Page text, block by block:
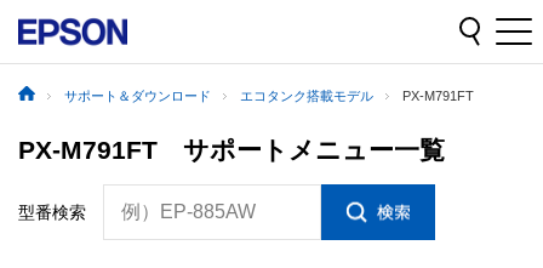
サポート＆ダウンロード エコタンク搭載モデル PX-M791FT
PX-M791FT サポートメニュー一覧
型番検索 例）EP-885AW